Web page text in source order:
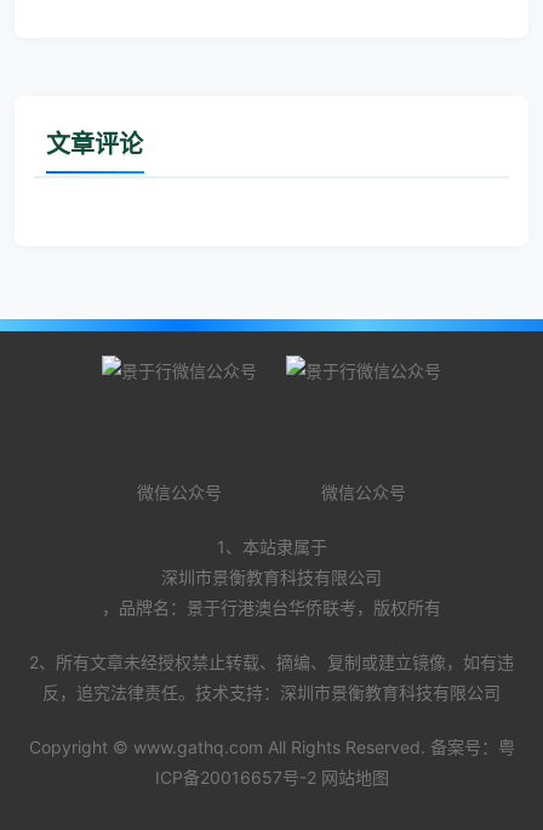
文章评论
微信公众号 微信公众号
1、本站隶属于
深圳市景衡教育科技有限公司
，品牌名：景于行港澳台华侨联考，版权所有
2、所有文章未经授权禁止转载、摘编、复制或建立镜像，如有违
反，追究法律责任。技术支持：深圳市景衡教育科技有限公司
Copyright © www.gathq.com All Rights Reserved. 备案号： 粤
ICP备20016657号-2 网站地图